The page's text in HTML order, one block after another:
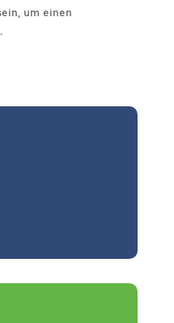
um einen